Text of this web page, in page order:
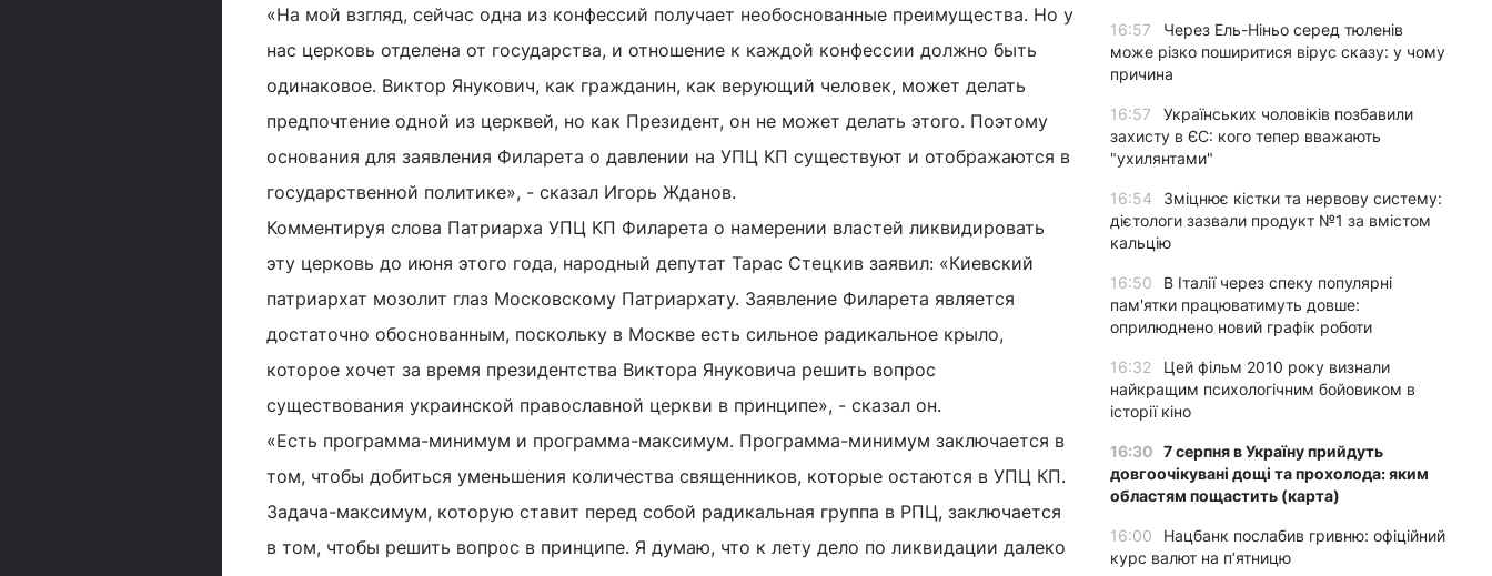
«На мой взгляд, сейчас одна из конфессий получает необоснованные преимущества. Но у
нас церковь отделена от государства, и отношение к каждой конфессии должно быть
одинаковое. Виктор Янукович, как гражданин, как верующий человек, может делать
предпочтение одной из церквей, но как Президент, он не может делать этого. Поэтому
основания для заявления Филарета о давлении на УПЦ КП существуют и отображаются в
государственной политике», - сказал Игорь Жданов.
Комментируя слова Патриарха УПЦ КП Филарета о намерении властей ликвидировать
эту церковь до июня этого года, народный депутат Тарас Стецкив заявил: «Киевский
патриархат мозолит глаз Московскому Патриархату. Заявление Филарета является
достаточно обоснованным, поскольку в Москве есть сильное радикальное крыло,
которое хочет за время президентства Виктора Януковича решить вопрос
существования украинской православной церкви в принципе», - сказал он.
«Есть программа-минимум и программа-максимум. Программа-минимум заключается в
том, чтобы добиться уменьшения количества священников, которые остаются в УПЦ КП.
Задача-максимум, которую ставит перед собой радикальная группа в РПЦ, заключается
в том, чтобы решить вопрос в принципе. Я думаю, что к лету дело по ликвидации далеко
16:57
Через Ель-Ніньо серед тюленів
може різко поширитися вірус сказу: у чому
причина
16:57
Українських чоловіків позбавили
захисту в ЄС: кого тепер вважають
"ухилянтами"
16:54
Зміцнює кістки та нервову систему:
дієтологи зазвали продукт №1 за вмістом
кальцію
16:50
В Італії через спеку популярні
пам'ятки працюватимуть довше:
оприлюднено новий графік роботи
16:32
Цей фільм 2010 року визнали
найкращим психологічним бойовиком в
історії кіно
16:30 7 серпня в Україну прийдуть
довгоочікувані дощі та прохолода: яким
областям пощастить (карта)
16:00
Нацбанк послабив гривню: офіційний
курс валют на п’ятницю